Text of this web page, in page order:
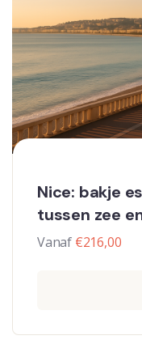
Nice: bakje
tussen zee
Vanaf €216,00